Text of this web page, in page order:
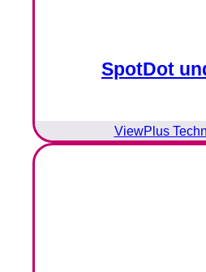
SpotDot
ViewPlus